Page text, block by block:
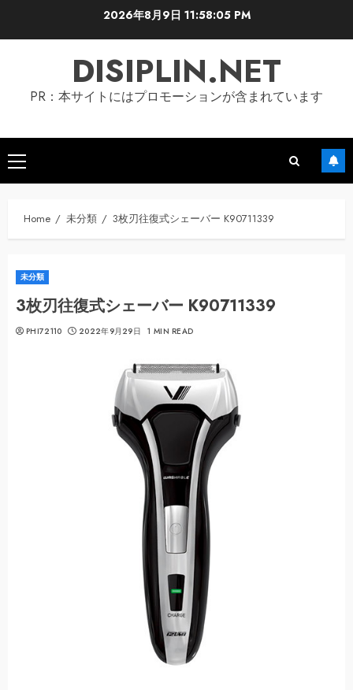
2026年8月9日 11:58:06 PM
DISIPLIN.NET
PR：本サイトにはプロモーションが含まれています
Primary
Menu
Home 未分類 3枚刃往復式シェーバー K90711339
未分類
3枚刃往復式シェーバー K90711339
PHI72110 2022年9月29日 1 MIN READ